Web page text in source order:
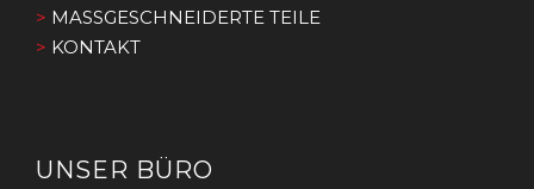
> MASSGESCHNEIDERTE TEILE
> KONTAKT
UNSER BÜRO